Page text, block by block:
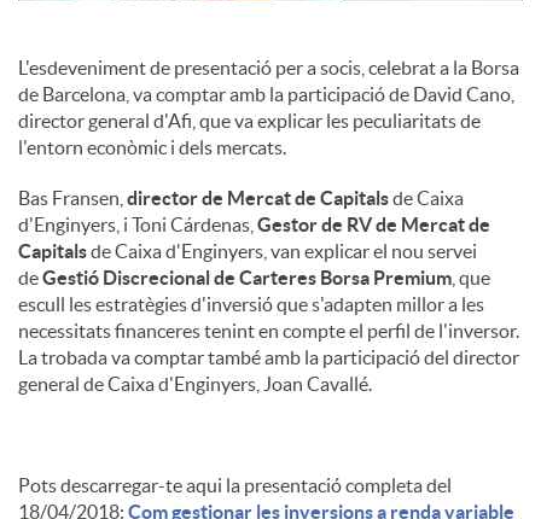
c
o
n
t
i
L'esdeveniment de presentació per a socis, celebrat a la Borsa
de Barcelona, va comptar amb la participació de David Cano,
director general d'Afi, que va explicar les peculiaritats de
l'entorn econòmic i dels mercats.
Bas Fransen, director de Mercat de Capitalsde Caixa
d'Enginyers, i Toni Cárdenas, Gestor de RV de Mercat de
Capitalsde Caixa d'Enginyers, van explicar el nou servei
deGestió Discrecional de Carteres Borsa Premium , que
escull les estratègies d'inversió que s'adapten millor a les
necessitats financeres tenint en compte el perfil de l'inversor.
La trobada va comptar també amb la participació del director
general de Caixa d'Enginyers, Joan Cavallé.
Pots descarregar-te aqui la presentació completa del
18/04/2018: Com gestionar les inversions a renda variable